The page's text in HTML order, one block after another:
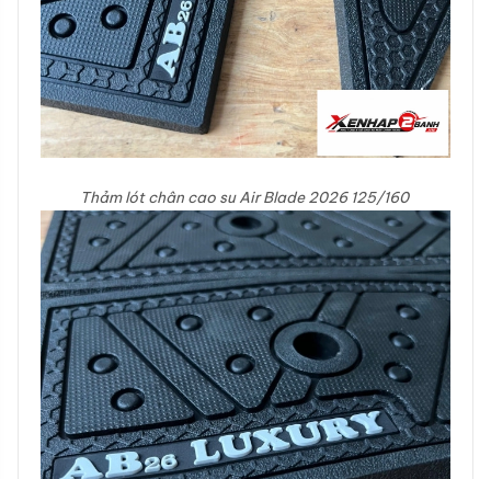
Thảm lót chân cao su Air Blade 2026 125/160